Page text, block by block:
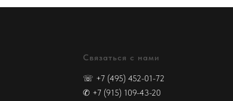
Связаться с нами
☏ +7 (495) 452-01-72
✆ +7 (915) 109-43-20